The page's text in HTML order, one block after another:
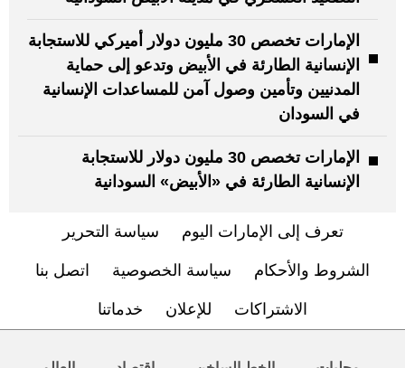
الإمارات تخصص 30 مليون دولار أميركي للاستجابة
الإنسانية الطارئة في الأبيض وتدعو إلى حماية
المدنيين وتأمين وصول آمن للمساعدات الإنسانية
في السودان
الإمارات تخصص 30 مليون دولار للاستجابة
الإنسانية الطارئة في «الأبيض» السودانية
تعرف إلى الإمارات اليوم سياسة التحرير
الشروط والأحكام سياسة الخصوصية اتصل بنا
الاشتراكات للإعلان خدماتنا